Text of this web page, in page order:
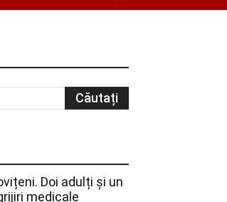
Doi adulți și un
medicale